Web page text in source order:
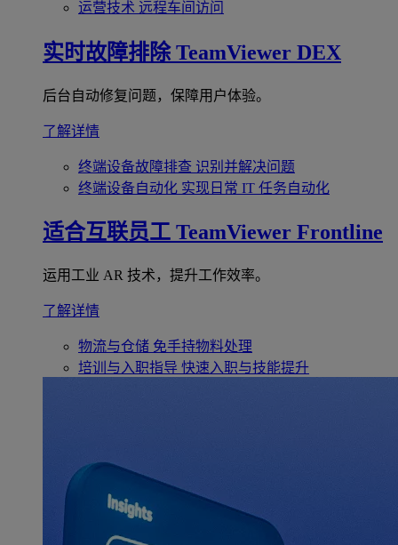
运营技术 远程车间访问
实时故障排除 TeamViewer DEX
后台自动修复问题，保障用户体验。
了解详情
终端设备故障排查 识别并解决问题
终端设备自动化 实现日常 IT 任务自动化
适合互联员工 TeamViewer Frontline
运用工业 AR 技术，提升工作效率。
了解详情
物流与仓储 免手持物料处理
培训与入职指导 快速入职与技能提升